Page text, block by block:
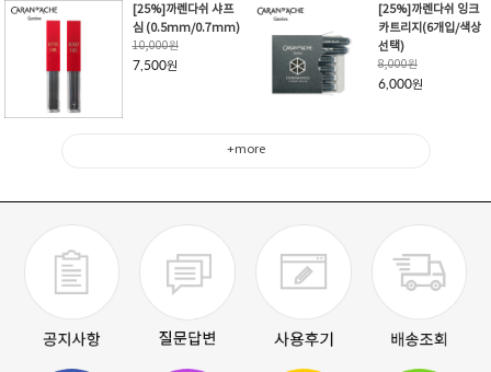
[25%]까렌다쉬 샤프
심 (0.5mm/0.7mm)
10,000원
7,500원
[25%]까렌다쉬 잉크
카트리지(6개입/색상
선택)
8,000원
6,000원
+more